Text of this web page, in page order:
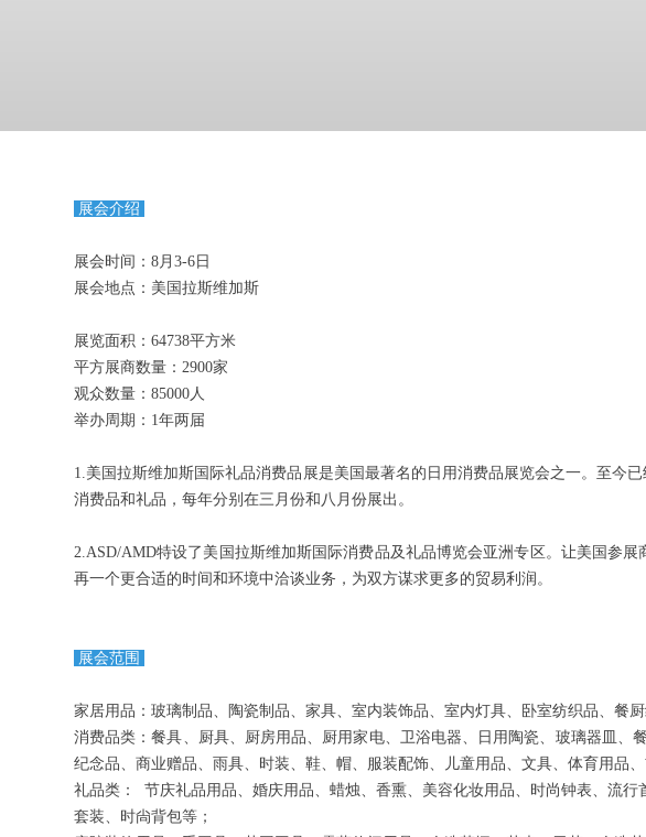
展会介绍
展会时间：8月3-6日
展会地点：美国拉斯维加斯
展览面积：64738平方米
平方展商数量：2900家
观众数量：85000人
举办周期：1年两届
1.美国拉斯维加斯国际礼品消费品展是美国最著名的日用消费品展览会之一。至今
消费品和礼品，每年分别在三月份和八月份展出。
2.ASD/AMD特设了美国拉斯维加斯国际消费品及礼品博览会亚洲专区。让美国参
再一个更合适的时间和环境中洽谈业务，为双方谋求更多的贸易利润。
展会范围
家居用品：玻璃制品、陶瓷制品、家具、室内装饰品、室内灯具、卧室纺织品、餐
消费品类：餐具、厨具、厨房用品、厨用家电、卫浴电器、日用陶瓷、玻璃器皿、
纪念品、商业赠品、雨具、时装、鞋、帽、服装配饰、儿童用品、文具、体育用品、
礼品类： 节庆礼品用品、婚庆用品、蜡烛、香熏、美容化妆用品、时尚钟表、流
套装、时尙背包等；